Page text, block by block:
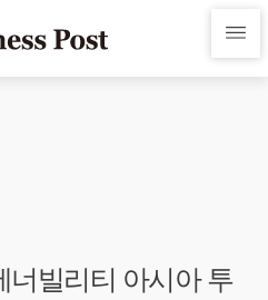
너빌리티 아시아 투